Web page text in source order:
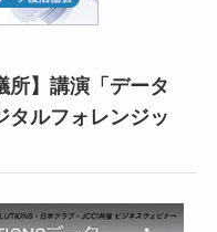
所】講演「データ
タルフォレンジッ